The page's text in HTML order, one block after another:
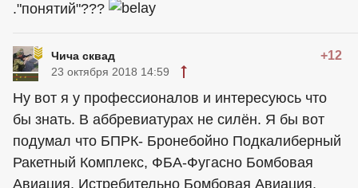
."понятий"???
Чича сквад +12
23 октября 2018 14:59
Ну вот я у профессионалов и интересуюсь что
бы знать. В аббревиатурах не силён. Я бы вот
подумал что БПРК- Бронебойно Подкалиберный
Ракетный Комплекс, ФБА-Фугасно Бомбовая
Авиация, Истребительно Бомбовая Авиация,